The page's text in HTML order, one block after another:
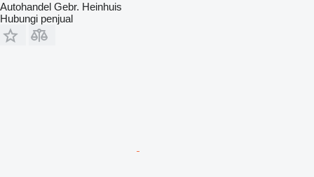
Autohandel Gebr. Heinhuis
Hubungi penjual